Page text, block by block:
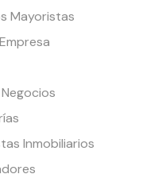
Mayoristas
Inmobiliarios